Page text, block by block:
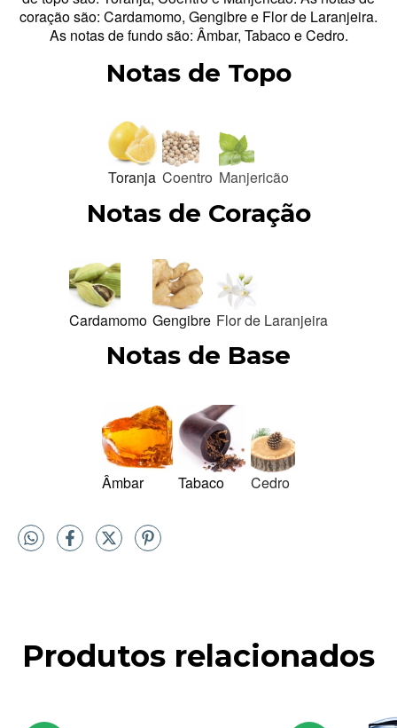
coração são: Cardamomo, Gengibre e Flor de Laranjeira.
As notas de fundo são: Âmbar, Tabaco e Cedro.
Notas de Topo
Toranja Coentro Manjericão
Notas de Coração
Cardamomo Gengibre Flor de Laranjeira
Notas de Base
Âmbar Tabaco Cedro
Produtos relacionados